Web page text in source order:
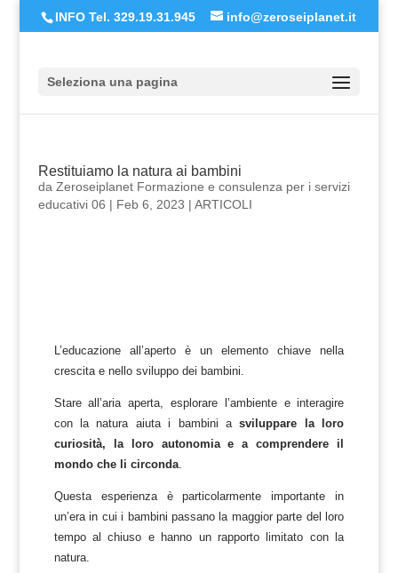
INFO Tel. 329.19.31.945 info@zeroseiplanet.it
Seleziona una pagina
Restituiamo la natura ai bambini
da Zeroseiplanet Formazione e consulenza per i servizi
educativi 06 | Feb 6, 2023 | ARTICOLI
L’educazione all’aperto è un elemento chiave nella
crescita e nello sviluppo dei bambini.
Stare all’aria aperta, esplorare l’ambiente e interagire
con la natura aiuta i bambini asviluppare la loro
curiosità, la loro autonomia e a comprendere il
mondo che li circonda.
Questa esperienza è particolarmente importante in
un’era in cui i bambini passano la maggior parte del loro
tempo al chiuso e hanno un rapporto limitato con la
natura.